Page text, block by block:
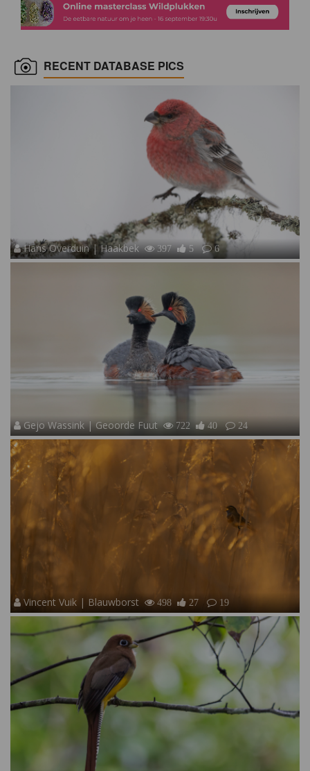
RECENT DATABASE PICS
Hans Overduin | Haakbek 397 5 6
Gejo Wassink | Geoorde Fuut 722 40 24
Vincent Vuik | Blauwborst 498 27 19